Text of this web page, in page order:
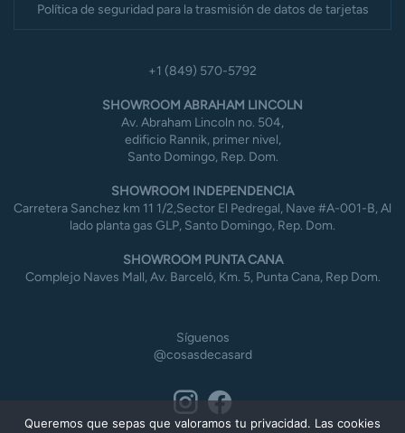
Política de seguridad para la trasmisión de datos de tarjetas
+1 (849) 570-5792
SHOWROOM ABRAHAM LINCOLN
Av. Abraham Lincoln no. 504,
edificio Rannik, primer nivel,
Santo Domingo, Rep. Dom.
SHOWROOM INDEPENDENCIA
Carretera Sanchez km 11 1/2,Sector El Pedregal, Nave #A-001-B, Al
lado planta gas GLP, Santo Domingo, Rep. Dom.
SHOWROOM PUNTA CANA
Complejo Naves Mall, Av. Barceló, Km. 5, Punta Cana, Rep Dom.
Síguenos
@cosasdecasard
Queremos que sepas que valoramos tu privacidad. Las cookies